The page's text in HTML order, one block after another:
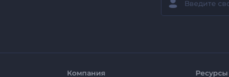
Компания Ресурсы